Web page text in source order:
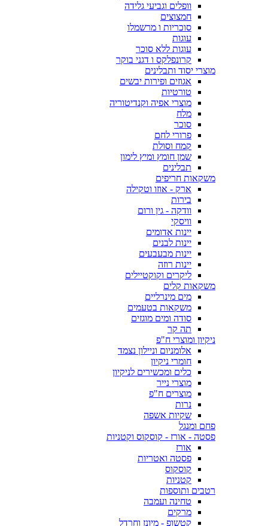
וופלים וגביעי גלידה
חמצוצים
סוכריות ו מרשמלו
עוגות
עוגות ללא סוכר
קרונפלקס ו דגני בוקר
מוצרי יסוד ותבלינים
אגוזים ופירות יבשים
טורטיות
מוצרי אפיה וקנדיטוריה
מלח
סוכר
פרורי לחם
קמח וסולת
שמן חומץ ומיץ לימון
תבלינים
משקאות חריפים
ארק - אוזו וטקילה
בירות
וודקה - גין ורום
וויסקי
יינות אדומים
יינות לבנים
יינות מבעבעים
יינות רוזה
ליקרים וקוקטיילים
משקאות קלים
מים מינרליים
משקאות בטעמים
סודה ומים מוגזים
תה קר
ניקיון ומוצרי ח"פ
אלומניום וניילון נצמד
חומרי ניקיון
כלים ומכשירים לניקיון
מוצרי נייר
מוצרים ח"פ
נרות
שקיות אשפה
פחם ומנגל
פסטה - אורז - קוסקוס וקטניות
אורז
פסטה ואטריות
קוסקוס
קטניות
רטבים ותוספות
טחינה ועמבה
מרקים
קטשופ - מיונז וחרדל